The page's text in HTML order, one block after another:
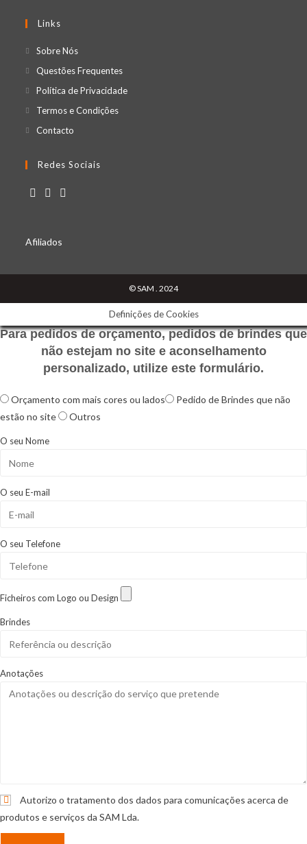
Links
Sobre NósOpens
in
Questões FrequentesOpens
in
Política de PrivacidadeOpens
Termos e CondiçõesOpens
Contacto
a
Redes Sociais
a
a
a
Afiliados
© SAM . 2024
Definições de Cookies
Para pedidos de orçamento, pedidos de brindes que
não estejam no site e aconselhamento
personalizado, utilize este formulário.
Orçamento com mais cores ou lados
Pedido de Brindes que não
estão no site
Outros
O seu Nome
O seu E-mail
O seu Telefone
Ficheiros com Logo ou Design
Brindes
Anotações
Autorizo o tratamento dos dados para comunicações acerca de
produtos e serviços da SAM Lda.